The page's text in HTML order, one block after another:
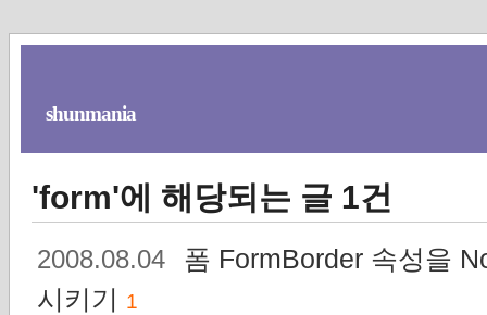
shunmania
'form'에 해당되는 글 1건
2008.08.04
폼 FormBorder 속성을
시키기 1